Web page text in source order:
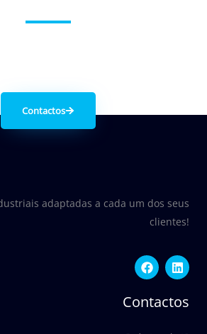
Contactos
adaptadas a cada um dos seus
clientes!
F
a
c
e
b
L
i
n
k
e
Contactos